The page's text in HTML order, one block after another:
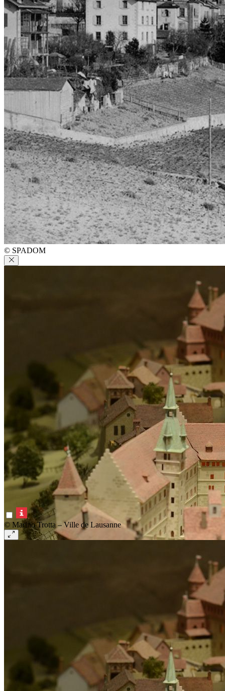
© SPADOM
© Marino Trotta – Ville de Lausanne